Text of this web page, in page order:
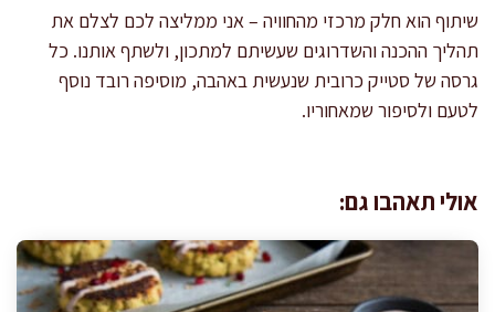
שיתוף הוא חלק מרכזי מהחוויה – אני ממליצה לכם לצלם את
תהליך ההכנה והשדרוגים שעשיתם למתכון, ולשתף אותנו. כל
גרסה של סטייק כרובית שנעשית באהבה, מוסיפה רובד נוסף
לטעם ולסיפור שמאחוריו.
אולי תאהבו גם: